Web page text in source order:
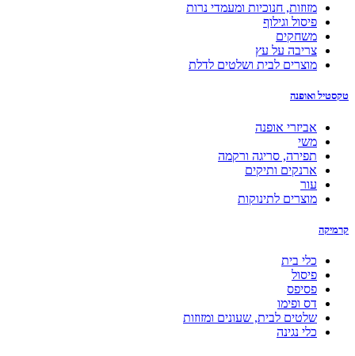
מזוזות, חנוכיות ומעמדי נרות
פיסול וגילוף
משחקים
צריבה על עץ
מוצרים לבית ושלטים לדלת
טקסטיל ואופנה
אביזרי אופנה
משי
תפירה, סריגה ורקמה
ארנקים ותיקים
עור
מוצרים לתינוקות
קרמיקה
כלי בית
פיסול
פסיפס
דס ופימו
שלטים לבית, שעונים ומזוזות
כלי נגינה